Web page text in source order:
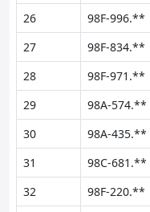
26
98F-996.**
27
98F-834.**
28
98F-971.**
29
98A-574.**
30
98A-435.**
31
98C-681.**
32
98F-220.**